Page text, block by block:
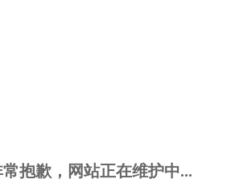
抱歉，网站正在维护中...